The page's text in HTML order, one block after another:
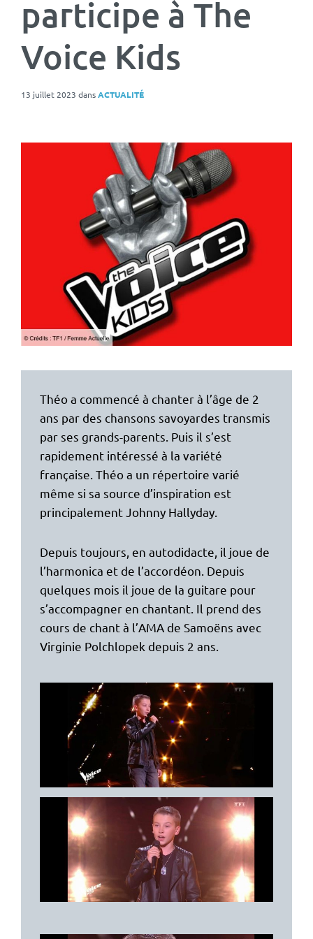
participe à The
Voice Kids
13 juillet 2023 dansACTUALITÉ
Théo a commencé à chanter à l’âge de 2
ans par des chansons savoyardes transmis
par ses grands-parents. Puis il s’est
rapidement intéressé à la variété
française. Théo a un répertoire varié
même si sa source d’inspiration est
principalement Johnny Hallyday.
Depuis toujours, en autodidacte, il joue de
l’harmonica et de l’accordéon. Depuis
quelques mois il joue de la guitare pour
s’accompagner en chantant. Il prend des
cours de chant à l’AMA de Samoëns avec
Virginie Polchlopek depuis 2 ans.